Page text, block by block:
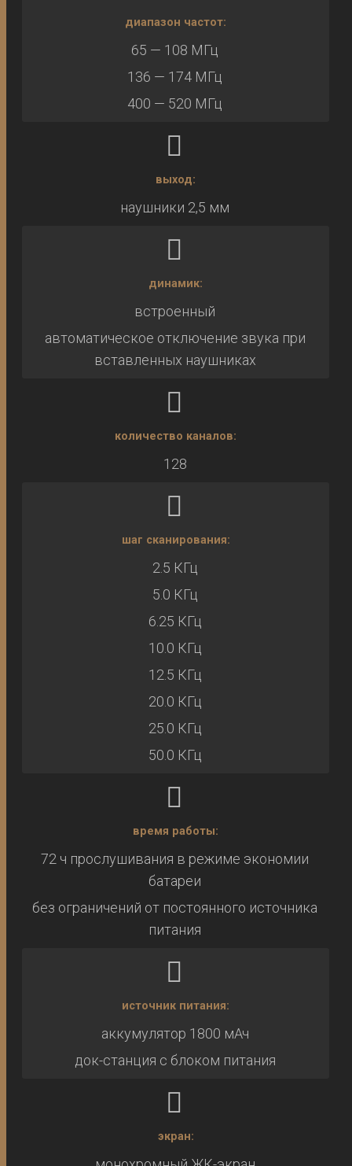
диапазон частот:
65 — 108 МГц
136 — 174 МГц
400 — 520 МГц
выход:
наушники 2,5 мм
динамик:
встроенный
автоматическое отключение звука при
вставленных наушниках
количество каналов:
128
шаг сканирования:
2.5 КГц
5.0 КГц
6.25 КГц
10.0 КГц
12.5 КГц
20.0 КГц
25.0 КГц
50.0 КГц
время работы:
72 ч прослушивания в режиме экономии
батареи
без ограничений от постоянного источника
питания
источник питания:
аккумулятор 1800 мАч
док-станция с блоком питания
экран: